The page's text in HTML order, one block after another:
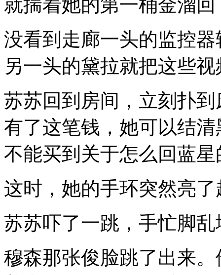
就揣着她的第一桶金溜
没看到走廊一头的监控
另一头的黛拉就把这些
苏苏回到房间，立刻扑
有了这笔钱，她可以结
不能买到关于怎么回蓝
这时，她的手环突然亮
苏苏吓了一跳，手忙脚
穆森那张俊脸跳了出来